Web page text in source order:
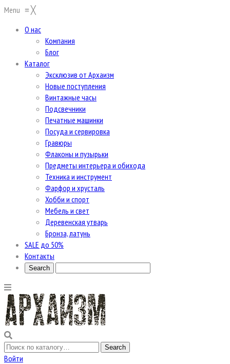
Menu ≡╳
О нас
Компания
Блог
Каталог
Эксклюзив от Архаизм
Новые поступления
Винтажные часы
Подсвечники
Печатные машинки
Посуда и сервировка
Гравюры
Флаконы и пузырьки
Предметы интерьера и обихода
Техника и инструмент
Фарфор и хрусталь
Хобби и спорт
Мебель и свет
Деревенская утварь
Бронза, латунь
SALE до 50%
Контакты
Войти